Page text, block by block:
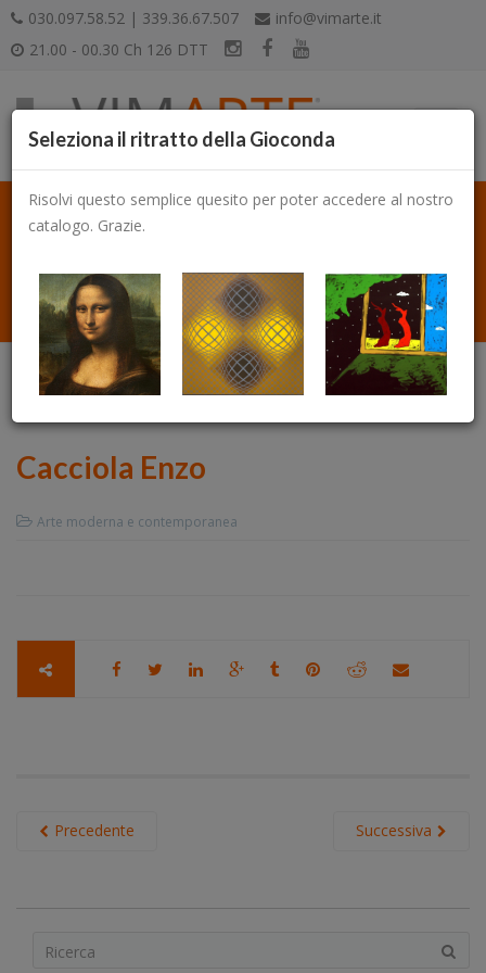
030.097.58.52 | 339.36.67.507
info@vimarte.it
21.00 - 00.30 Ch 126 DTT
Cacciola Enzo
Arte moderna e contemporanea
Successiva
Precedente
Seleziona il ritratto della Gioconda
Risolvi questo semplice quesito per poter accedere al nostro
catalogo. Grazie.